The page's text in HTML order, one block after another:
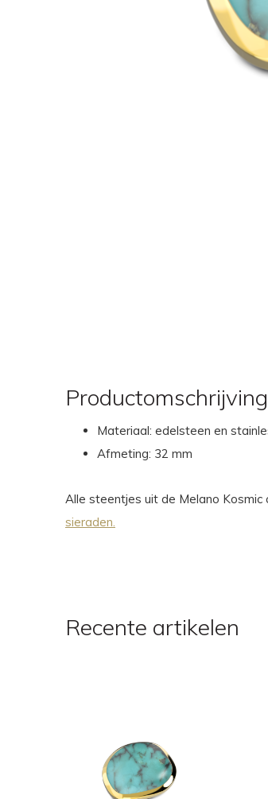
Productomschrijving
Materiaal: edelsteen en
Afmeting: 32 mm
Alle steentjes uit de Melano
sieraden.
Recente artikelen